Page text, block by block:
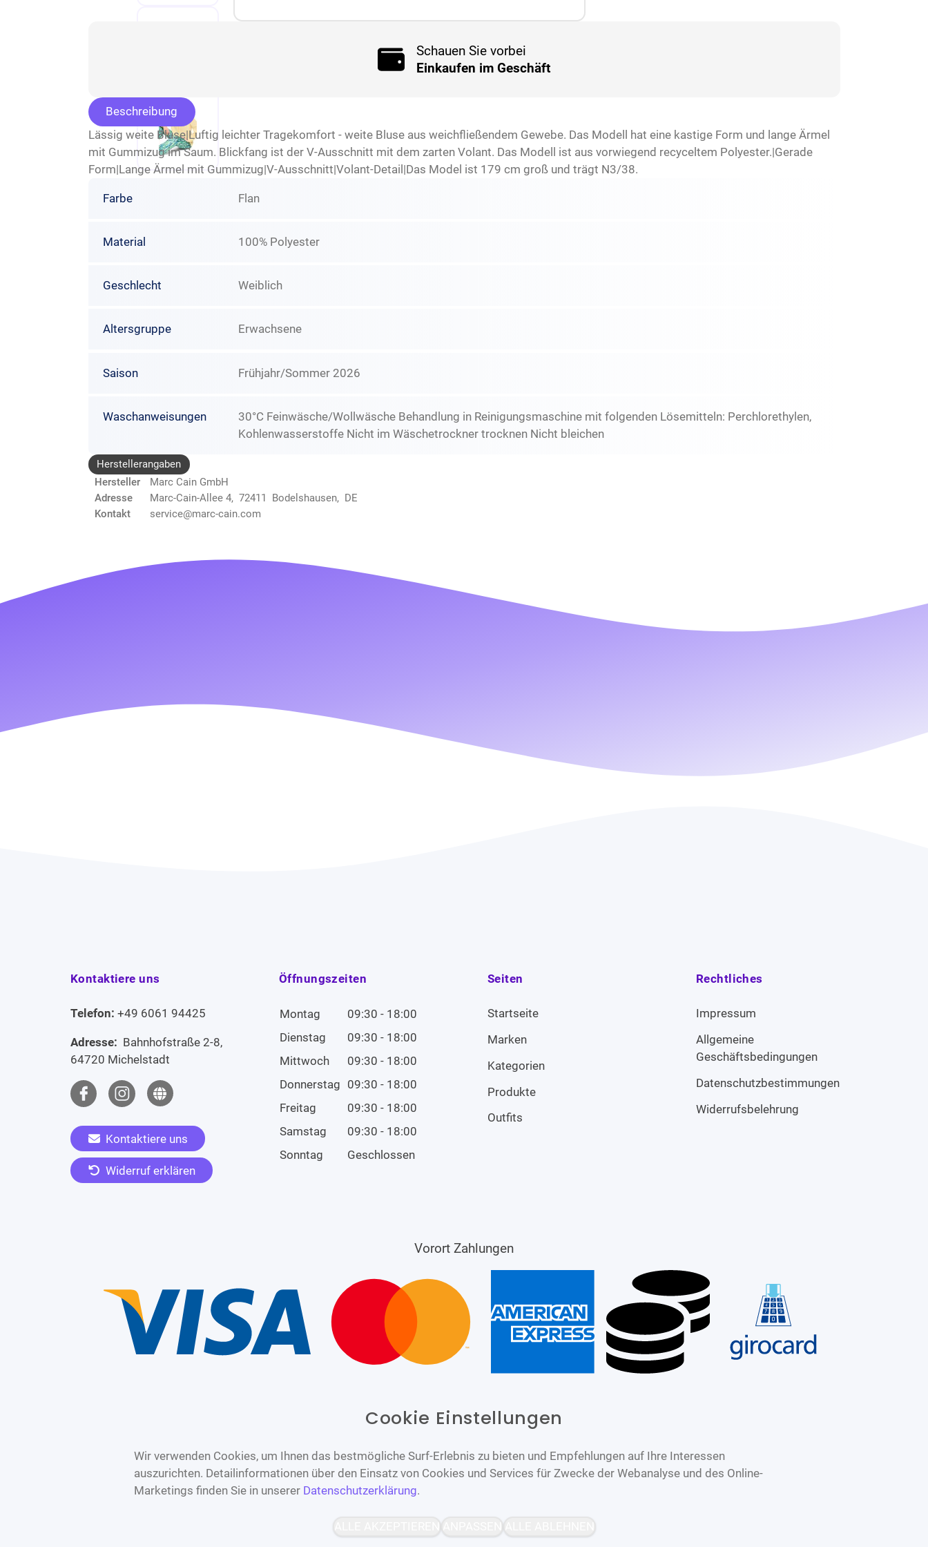
Schauen Sie vorbei
Einkaufen im Geschäft
Beschreibung
Lässig weite Bluse|Luftig leichter Tragekomfort - weite Bluse aus weichfließendem Gewebe. Das Modell hat eine kastige Form und lange Ärmel
mit Gummizug im Saum. Blickfang ist der V-Ausschnitt mit dem zarten Volant. Das Modell ist aus vorwiegend recyceltem Polyester.|Gerade
Form|Lange Ärmel mit Gummizug|V-Ausschnitt|Volant-Detail|Das Model ist 179 cm groß und trägt N3/38.
Farbe Flan
Material 100% Polyester
Geschlecht Weiblich
Altersgruppe Erwachsene
Saison Frühjahr/Sommer 2026
Waschanweisungen
30°C Feinwäsche/Wollwäsche Behandlung in Reinigungsmaschine mit folgenden Lösemitteln: Perchlorethylen,
Kohlenwasserstoffe Nicht im Wäschetrockner trocknen Nicht bleichen
Herstellerangaben
Hersteller
Marc Cain GmbH
Adresse
Marc-Cain-Allee 4, 72411 Bodelshausen, DE
Kontakt
service@marc-cain.com
Kontaktiere uns
Telefon: +49 6061 94425
Adresse: Bahnhofstraße 2-8,
64720 Michelstadt
Kontaktiere uns
Widerruf erklären
Öffnungszeiten
Montag
09:30 - 18:00
Dienstag
09:30 - 18:00
Mittwoch
09:30 - 18:00
Donnerstag 09:30 - 18:00
Freitag
09:30 - 18:00
Samstag
09:30 - 18:00
Sonntag
Geschlossen
Seiten
Startseite
Marken
Kategorien
Produkte
Outfits
Rechtliches
Impressum
Allgemeine
Geschäftsbedingungen
Datenschutzbestimmungen
Widerrufsbelehrung
Vorort Zahlungen
Bereitgestellt von
Cookie Einstellungen
Wir verwenden Cookies, um Ihnen das bestmögliche Surf-Erlebnis zu bieten und Empfehlungen auf Ihre Interessen
auszurichten. Detailinformationen über den Einsatz von Cookies und Services für Zwecke der Webanalyse und des Online-
Marketings finden Sie in unserer Datenschutzerklärung.
ALLE AKZEPTIEREN ANPASSEN ALLE ABLEHNEN